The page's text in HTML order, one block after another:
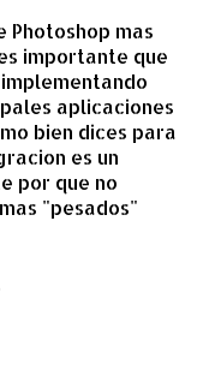
Photoshop mas
importante que
aplicaciones
bien dices para
es un
por que no
"pesados"